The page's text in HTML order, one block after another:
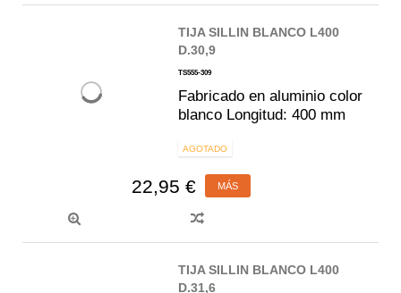
TIJA SILLIN BLANCO L400
D.30,9
TS555-309
Fabricado en aluminio color
blanco Longitud: 400 mm
AGOTADO
22,95 € MÁS
TIJA SILLIN BLANCO L400
D.31,6